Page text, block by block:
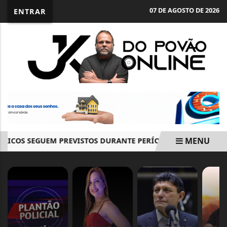
ENTRAR 07 DE AGOSTO DE 2026
SEGUEM PREVISTOS DURANTE PERÍODO ELEITORAL
MENU